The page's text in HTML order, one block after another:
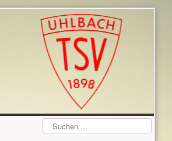
Suchen
...